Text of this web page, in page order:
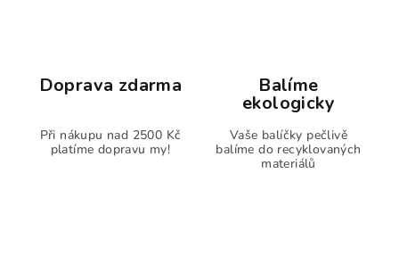
Doprava zdarma
Při nákupu nad 2500 Kč
platíme dopravu my!
Balíme
ekologicky
Vaše balíčky pečlivě
balíme do recyklovaných
materiálů